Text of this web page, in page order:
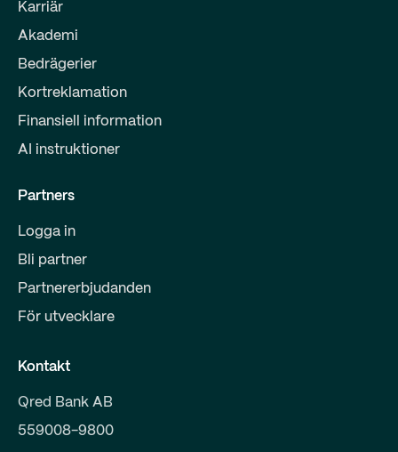
Karriär
Akademi
Bedrägerier
Kortreklamation
Finansiell information
AI instruktioner
Partners
Logga in
Bli partner
Partnererbjudanden
För utvecklare
Kontakt
Qred Bank AB
559008-9800